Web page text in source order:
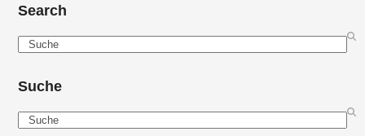
Search
Search
Suche
Search